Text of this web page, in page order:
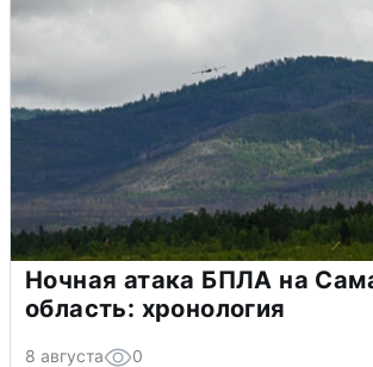
Ночная атака БПЛА на
область: хронология
8 августа 0